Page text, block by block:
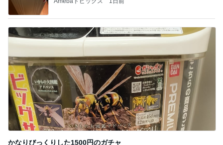
かなりびっくりした1500円のガチャ